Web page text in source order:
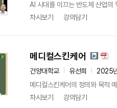
AI 시대를 이끄는 반도체 산업의
차시보기
강의담기
메디컬스킨케어
건양대학교 유선희
2025
메디컬스킨케어의 정의와 목적
차시보기
강의담기